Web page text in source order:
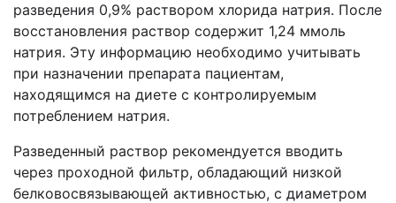
разведения 0,9% раствором хлорида натрия. После
восстановления раствор содержит 1,24 ммоль
натрия. Эту информацию необходимо учитывать
при назначении препарата пациентам,
находящимся на диете с контролируемым
потреблением натрия.
Разведенный раствор рекомендуется вводить
через проходной фильтр, обладающий низкой
белковосвязывающей активностью, с диаметром